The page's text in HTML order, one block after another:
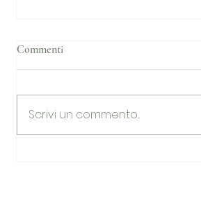
Commenti
Scrivi un commento...